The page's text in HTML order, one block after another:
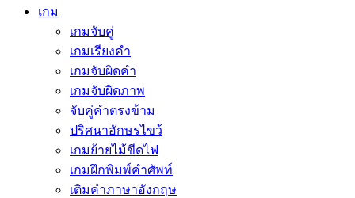
เกม
เกมจับคู่
เกมเรียงคำ
เกมจับผิดคำ
เกมจับผิดภาพ
จับคู่คำตรงข้าม
ปริศนาอักษรไขว้
เกมย้ายไม้ขีดไฟ
เกมฝึกพิมพ์คำศัพท์
เติมคำภาษาอังกฤษ